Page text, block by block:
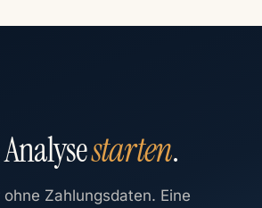
starten.
ohne Zahlungsdaten. Eine